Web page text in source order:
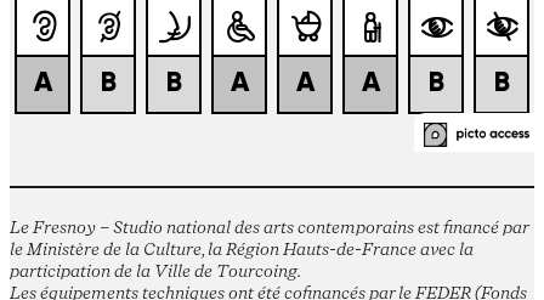
Le Fresnoy – Studio national des arts contemporains est financé par
le Ministère de la Culture, la Région Hauts-de-France avec la
participation de la Ville de Tourcoing.
Les équipements techniques ont été cofinancés par le FEDER (Fonds